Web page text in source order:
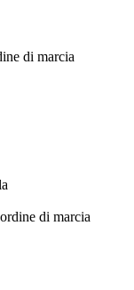
di marcia
di marcia